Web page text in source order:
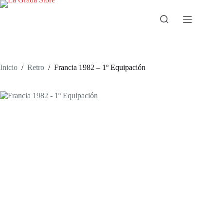
Saltar
Inicio / Retro / Francia 1982 – 1º Equipación